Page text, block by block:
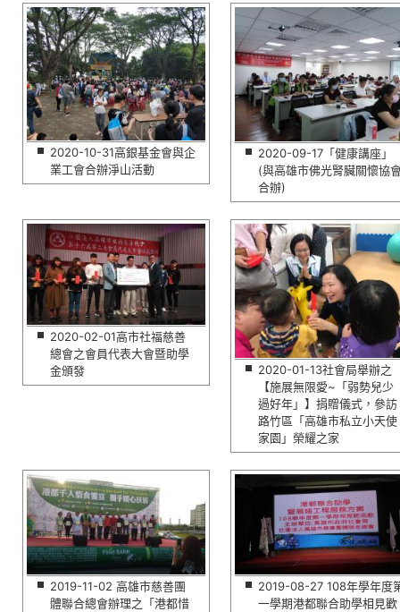
2020-10-31高銀基金會與企
業工會合辦淨山活動
2020-09-17「健康講座」
(與高雄市佛光腎臟關懷協
合辦)
2020-02-01高市社福慈善
總會之會員代表大會暨助學
金頒發
2020-01-13社會局舉辦之
【施展無限愛~「弱勢兒少
過好年」】捐贈儀式，參訪
路竹區「高雄市私立小天使
家園」榮耀之家
2019-11-02 高雄市慈善團
體聯合總會辦理之「港都惜
2019-08-27 108年學年度
一學期港都聯合助學相見歡